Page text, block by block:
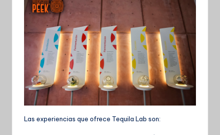
Las experiencias que ofrece Tequila Lab son: